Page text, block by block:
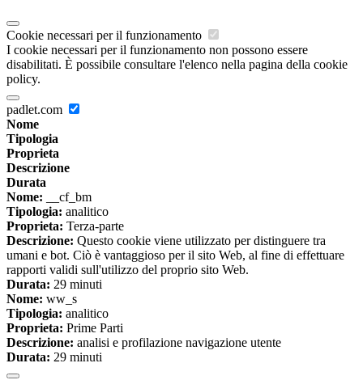
Cookie necessari per il funzionamento
I cookie necessari per il funzionamento non possono essere
disabilitati. È possibile consultare l'elenco nella pagina della cookie
policy.
padlet.com
Nome
Tipologia
Proprieta
Descrizione
Durata
Nome: __cf_bm
Tipologia: analitico
Proprieta: Terza-parte
Descrizione: Questo cookie viene utilizzato per distinguere tra
umani e bot. Ciò è vantaggioso per il sito Web, al fine di effettuare
rapporti validi sull'utilizzo del proprio sito Web.
Durata: 29 minuti
Nome: ww_s
Tipologia: analitico
Proprieta: Prime Parti
Descrizione: analisi e profilazione navigazione utente
Durata: 29 minuti